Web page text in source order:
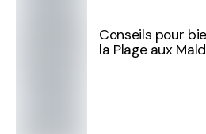
Conseils pour
la Plage aux